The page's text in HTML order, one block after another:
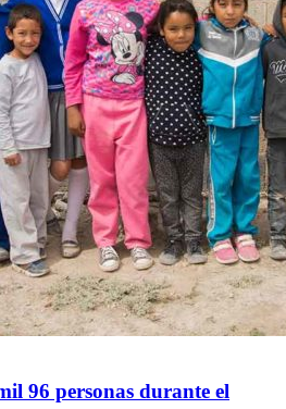
96 personas durante el